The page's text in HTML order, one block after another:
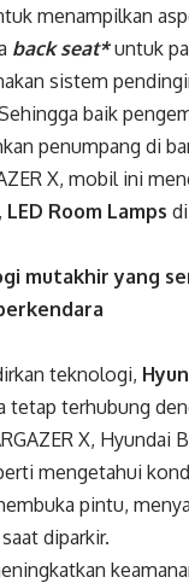
menampilkan
back seat*untuk
sistem
baik
penumpang di
X, mobil ini
LED Room Lamps
mutakhir yang
teknologi,
tetap terhubung
X,
mengetahui
pintu,
diparkir.